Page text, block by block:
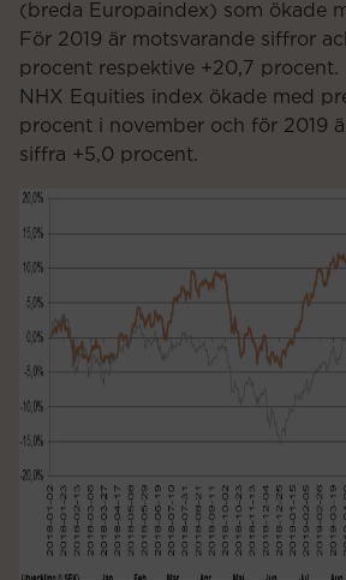
(breda Europaindex) som ökade
För 2019 är motsvarande siffror
procent respektive +20,7 procent.
NHX Equities index ökade med
procent i november och för 2019
siffra +5,0 procent.